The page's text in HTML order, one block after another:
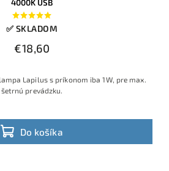
4000K USB
✅ SKLADOM
€18,60
Do košíka
Lapilus s príkonom iba 1W, pre max.
šetrnú prevádzku.